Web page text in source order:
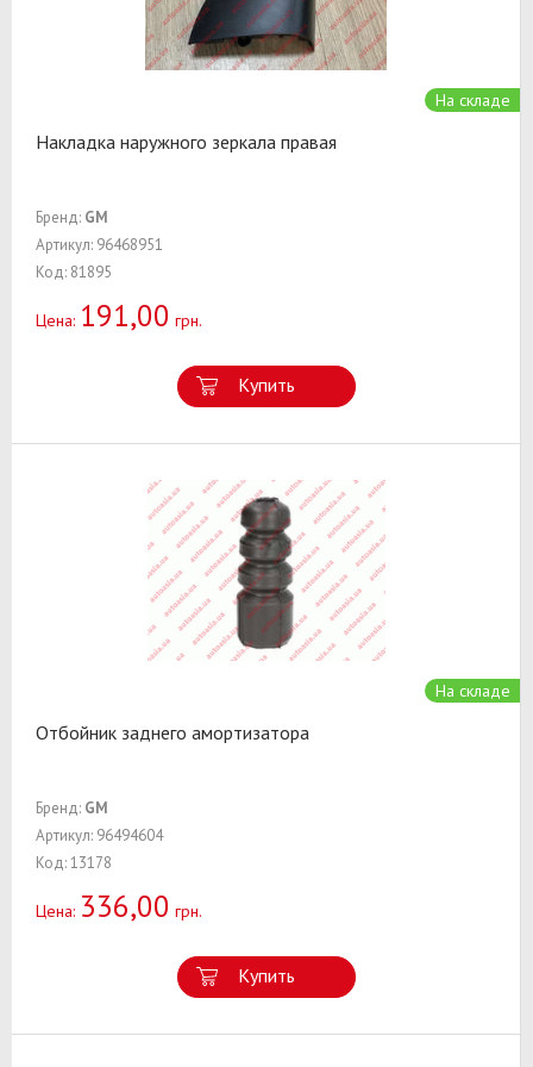
На складе
Накладка наружного зеркала правая
Бренд: GM
Артикул: 96468951
Код: 81895
Цена: 191,00 грн.
Купить
На складе
Отбойник заднего амортизатора
Бренд: GM
Артикул: 96494604
Код: 13178
Цена: 336,00 грн.
Купить